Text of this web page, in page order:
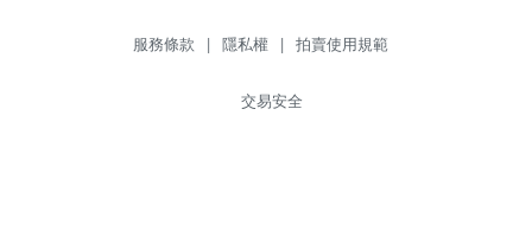
服務條款 | 隱私權 | 拍賣使用規範
交易安全